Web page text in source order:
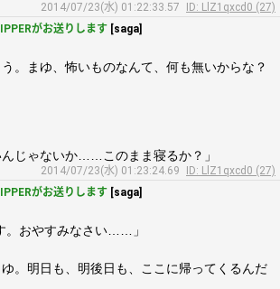
2014/07/23(水) 01:22:33.57
ID: LlZ1qxcd0 (27)
がお送りします [saga]
。まゆ、怖いものなんて、何も無いからな？
じゃないか……このまま寝るか？」
2014/07/23(水) 01:23:24.69
ID: LlZ1qxcd0 (27)
がお送りします [saga]
おやすみなさい……」
。明日も、明後日も、ここに帰ってくるんだ